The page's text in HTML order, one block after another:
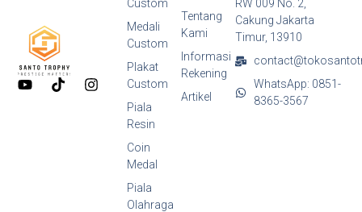
Y T
i
I
Tentang
Kami
Informasi
Rekening
Artikel
Custom
Medali
Custom
Plakat
Custom
Piala
Resin
Coin
Medal
Piala
Olahraga
RW 009 No. 2,
Cakung Jakarta
Timur, 13910
WhatsApp: 0851-
8365-3567